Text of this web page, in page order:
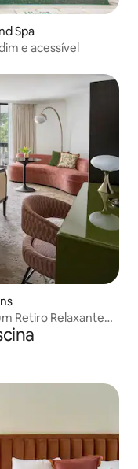
Spa
e acessível
Retiro Relaxante